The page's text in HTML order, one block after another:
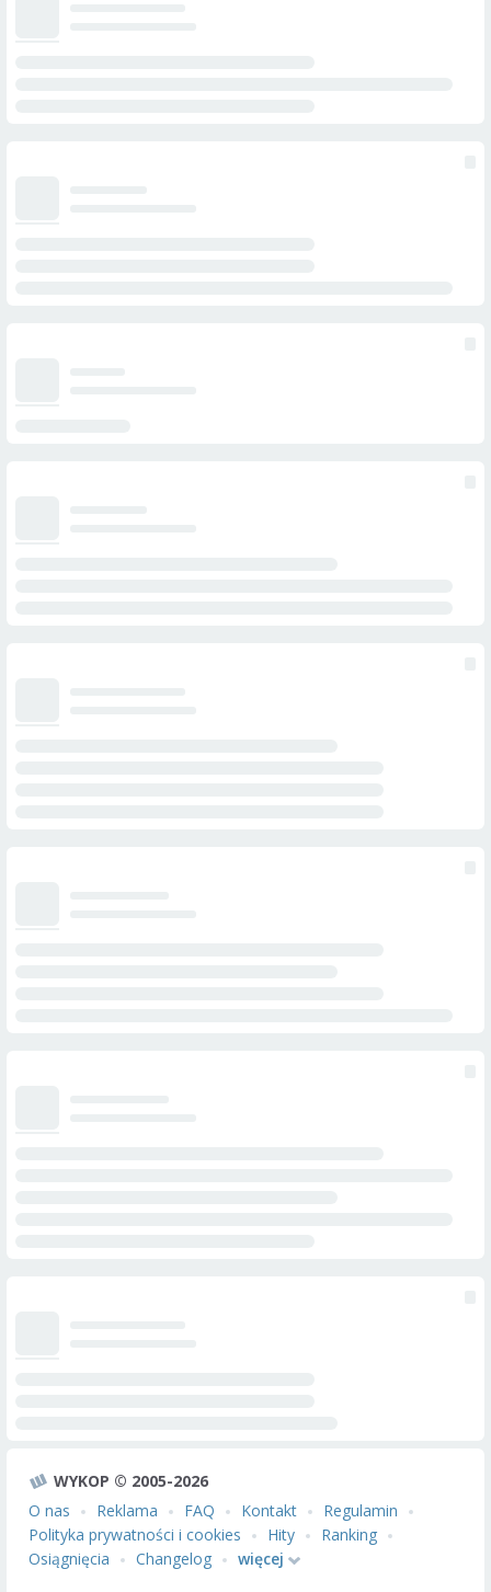
WYKOP © 2005-2026
O nas
Reklama FAQ Kontakt
Regulamin
Polityka prywatności i cookies
Hity
Ranking
Osiągnięcia
Changelog
więcej